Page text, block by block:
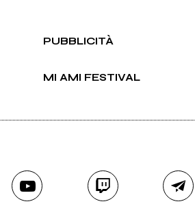
PUBBLICITÀ
MI AMI FESTIVAL